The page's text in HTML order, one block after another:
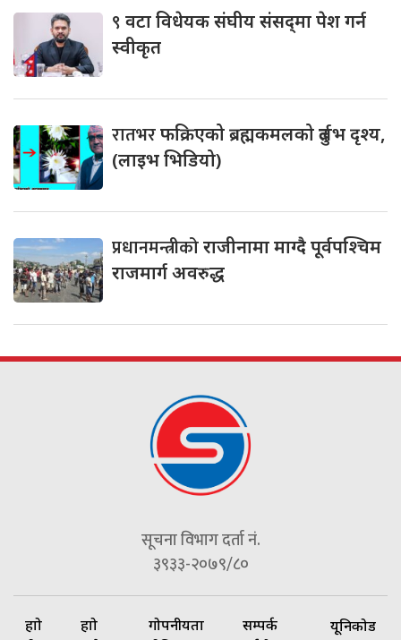
९ वटा विधेयक संघीय संसद्‌मा पेश गर्न
स्वीकृत
रातभरफक्रिएको ब्रह्मकमलको दुर्लभ दृश्य,
(लाइभ भिडियो)
प्रधानमन्त्रीकोराजीनामा माग्दै पूर्वपश्चिम
राजमार्ग अवरुद्ध
सूचना विभाग दर्ता नं.
३९३३-२०७९/८०
हाम्रो
हाम्रो
गोपनीयता
सम्पर्क
यूनिकोड